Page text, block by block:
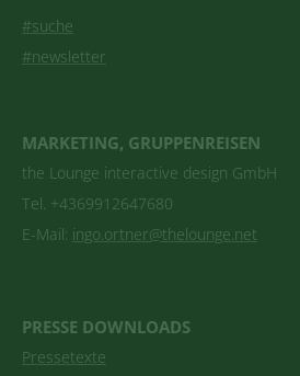
#suche
#newsletter
MARKETING, GRUPPENREISEN
the Lounge interactive design GmbH
Tel. +4369912647680
E-Mail: ingo.ortner@thelounge.net
PRESSE DOWNLOADS
Pressetexte